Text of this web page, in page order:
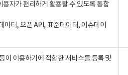
자가 편리하게 활용할 수 있도록 통합
터, 오픈 API, 표준데이터, 이슈데이
이 이용하기에 적합한 서비스를 등록 및